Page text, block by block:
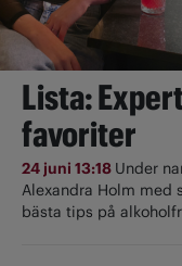
Lista:
favoriter
24 juni 13:18 Under
Alexandra Holm med
bästa tips på